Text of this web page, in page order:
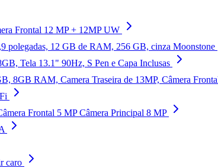
Frontal 12 MP + 12MP UW
polegadas, 12 GB de RAM, 256 GB, cinza Moonstone
Tela 13.1" 90Hz, S Pen e Capa Inclusas
8GB RAM, Camera Traseira de 13MP, Câmera
Frontal 5 MP Câmera Principal 8 MP
caro